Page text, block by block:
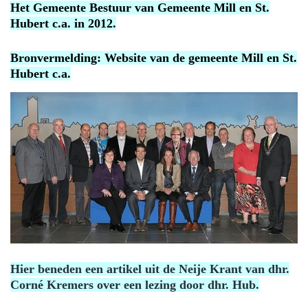
Het Gemeente Bestuur van Gemeente Mill en St.
Hubert c.a. in 2012.
Bronvermelding: Website van de gemeente Mill en St.
Hubert c.a.
Hier beneden een artikel uit de Neije Krant van dhr.
Corné Kremers over een lezing door dhr. Hub.